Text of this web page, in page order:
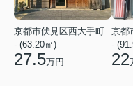
京都市伏見区西大手町
- (63.20㎡)
27.5万円
-
22